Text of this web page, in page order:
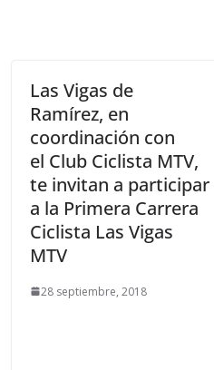
Las Vigas de
Ramírez, en
coordinación con
el Club Ciclista MTV,
te invitan a participar
a la Primera Carrera
Ciclista Las Vigas
MTV
28 septiembre, 2018